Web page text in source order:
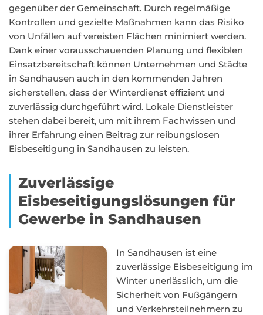
gegenüber der Gemeinschaft. Durch regelmäßige
Kontrollen und gezielte Maßnahmen kann das Risiko
von Unfällen auf vereisten Flächen minimiert werden.
Dank einer vorausschauenden Planung und flexiblen
Einsatzbereitschaft können Unternehmen und Städte
in Sandhausen auch in den kommenden Jahren
sicherstellen, dass der Winterdienst effizient und
zuverlässig durchgeführt wird. Lokale Dienstleister
stehen dabei bereit, um mit ihrem Fachwissen und
ihrer Erfahrung einen Beitrag zur reibungslosen
Eisbeseitigung in Sandhausen zu leisten.
Zuverlässige
Eisbeseitigungslösungen für
Gewerbe in Sandhausen
In Sandhausen ist eine
zuverlässige Eisbeseitigung im
Winter unerlässlich, um die
Sicherheit von Fußgängern
und Verkehrsteilnehmern zu